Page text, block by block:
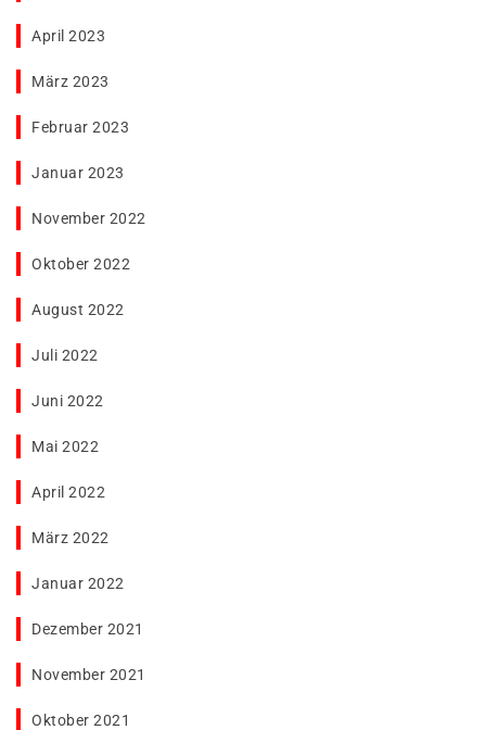
April 2023
März 2023
Februar 2023
Januar 2023
November 2022
Oktober 2022
August 2022
Juli 2022
Juni 2022
Mai 2022
April 2022
März 2022
Januar 2022
Dezember 2021
November 2021
Oktober 2021